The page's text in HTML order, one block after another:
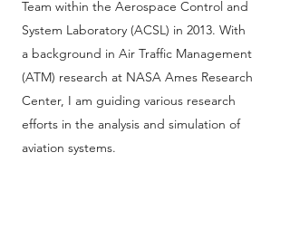
Team within the Aerospace Control and
System Laboratory (ACSL) in 2013. With
a background in Air Traffic Management
(ATM) research at NASA Ames Research
Center, I am guiding various research
efforts in the analysis and simulation of
aviation systems.